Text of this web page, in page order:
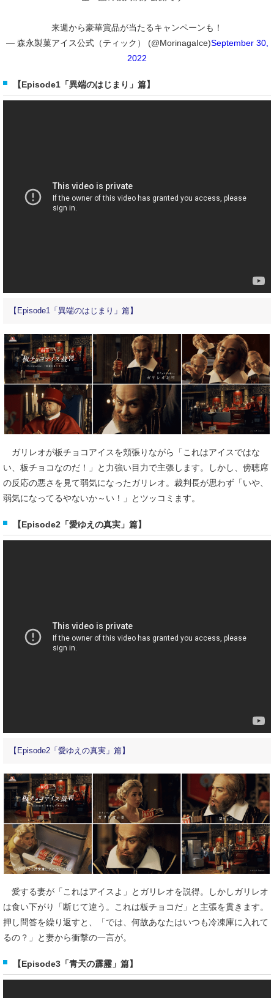
来週から豪華賞品が当たるキャンペーンも！
— 森永製菓アイス公式（ティック） (@MorinagaIce)September 30,
2022
【Episode1「異端のはじまり」篇】
【Episode1「異端のはじまり」篇】
ガリレオが板チョコアイスを頬張りながら「これはアイスではな
い、板チョコなのだ！」と力強い目力で主張します。しかし、傍聴席
の反応の悪さを見て弱気になったガリレオ。裁判長が思わず「いや、
弱気になってるやないか～い！」とツッコミます。
【Episode2「愛ゆえの真実」篇】
【Episode2「愛ゆえの真実」篇】
愛する妻が「これはアイスよ」とガリレオを説得。しかしガリレオ
は食い下がり「断じて違う。これは板チョコだ」と主張を貫きます。
押し問答を繰り返すと、「では、何故あなたはいつも冷凍庫に入れて
るの？」と妻から衝撃の一言が。
【Episode3「青天の霹靂」篇】